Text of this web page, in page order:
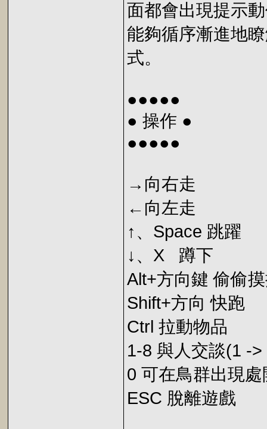
面都會出現提示
能夠循序漸進地
式。
●●●●●
● 操作 ●
●●●●●
→向右走
←向左走
↑、Space 跳躍
↓、X 蹲下
Alt+方向鍵 偷偷
Shift+方向 快跑
Ctrl 拉動物品
1-8 與人交談(1 -
0 可在鳥群出現
ESC 脫離遊戲